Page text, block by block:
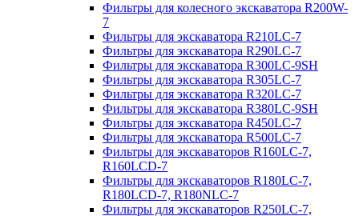
Фильтры для колесного экскаватора R200W-
7
Фильтры для экскаватора R210LC-7
Фильтры для экскаватора R290LC-7
Фильтры для экскаватора R300LC-9SH
Фильтры для экскаватора R305LC-7
Фильтры для экскаватора R320LC-7
Фильтры для экскаватора R380LC-9SH
Фильтры для экскаватора R450LC-7
Фильтры для экскаватора R500LC-7
Фильтры для экскаваторов R160LC-7,
R160LCD-7
Фильтры для экскаваторов R180LC-7,
R180LCD-7, R180NLC-7
Фильтры для экскаваторов R250LC-7,